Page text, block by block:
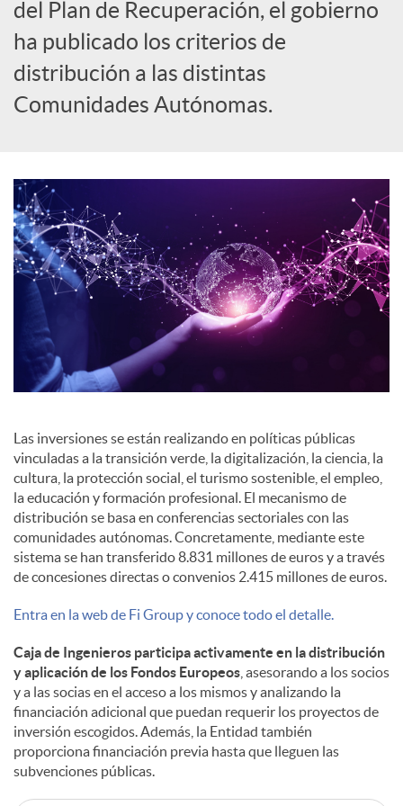
o
c
a
l
e
s
del Plan de Recuperación, el gobierno
ha publicado los criterios de
distribución a las distintas
Comunidades Autónomas.
Las inversiones se están realizando en políticas públicas
vinculadas a la transición verde, la digitalización, la ciencia, la
cultura, la protección social, el turismo sostenible, el empleo,
la educación y formación profesional. El mecanismo de
distribución se basa en conferencias sectoriales con las
comunidades autónomas. Concretamente, mediante este
sistema se han transferido 8.831 millones de euros y a través
de concesiones directas o convenios 2.415 millones de euros.
Entra en la web de Fi Group y conoce todo el detalle.
Caja de Ingenieros participa activamente en la distribución
y aplicación de los Fondos Europeos , asesorando a los socios
y a las socias en el acceso a los mismos y analizando la
financiación adicional que puedan requerir los proyectos de
inversión escogidos. Además, la Entidad también
proporciona financiación previa hasta que lleguen las
subvenciones públicas.